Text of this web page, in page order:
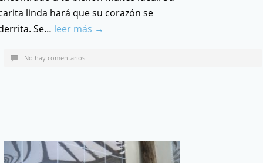
linda hará que su corazón se
Se… leer más →
No hay comentarios